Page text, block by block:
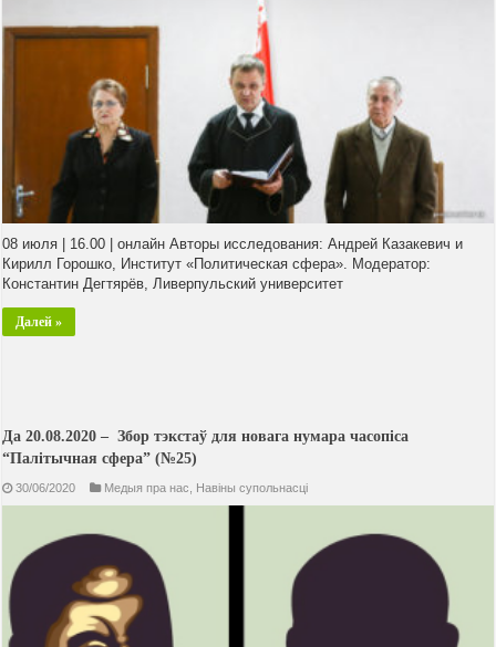
08 июля | 16.00 | онлайн Авторы исследования: Андрей Казакевич и
Кирилл Горошко, Институт «Политическая сфера». Модератор:
Константин Дегтярёв, Ливерпульский университет
Далей »
Да 20.08.2020 – Збор тэкстаў для новага нумара часопіса
“Палітычная сфера” (№25)
30/06/2020 Медыя пра нас Навiны супольнасцi